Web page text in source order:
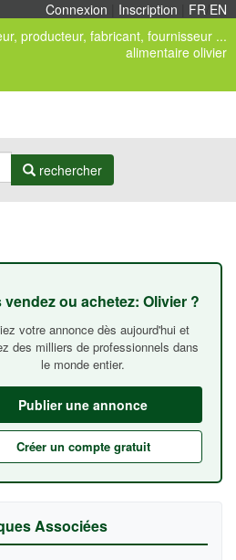
Connexion Inscription FR EN
producteur, fabricant, fournisseur ...
alimentaire olivier
rechercher
vendez ou achetez: Olivier ?
votre annonce dès aujourd'hui et
des milliers de professionnels dans
le monde entier.
Publier une annonce
Créer un compte gratuit
Associées